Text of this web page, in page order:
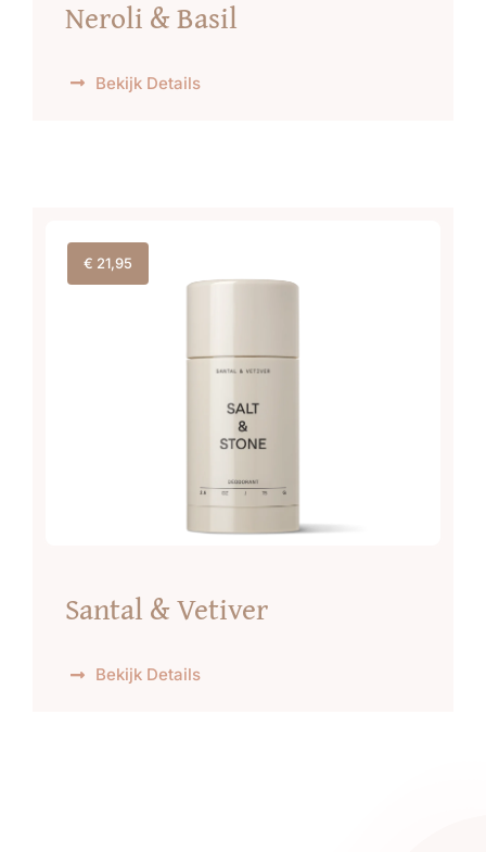
Neroli & Basil
Bekijk Details
€ 21,95
Santal & Vetiver
Bekijk Details